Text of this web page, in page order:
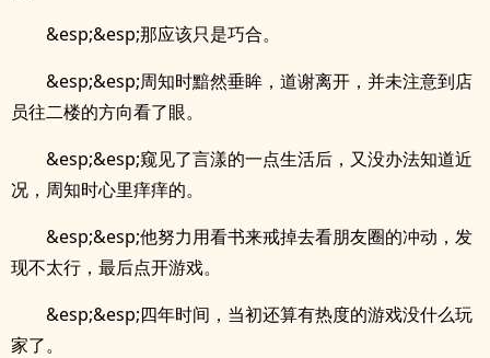
&esp;&esp;那应该只是巧合。
&esp;&esp;周知时黯然垂眸，道谢离开，并未注意到店
员往二楼的方向看了眼。
&esp;&esp;窥见了言漾的一点生活后，又没办法知道近
况，周知时心里痒痒的。
&esp;&esp;他努力用看书来戒掉去看朋友圈的冲动，发
现不太行，最后点开游戏。
&esp;&esp;四年时间，当初还算有热度的游戏没什么玩
家了。